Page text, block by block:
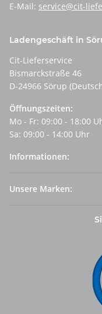
E-Mail: service@cit-
Ladengeschäft in
Cit-Lieferservice
Bismarckstraße 46
D-24966 Sörup
Öffnungszeiten:
Mo - Fr: 09:00 - 18:00
Sa: 09:00 - 14:00 Uhr
Informationen:
Unsere Marken: